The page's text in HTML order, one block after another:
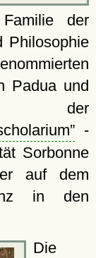
der
Philosophie
Padua und
-
Sorbonne
auf dem
in den
Die